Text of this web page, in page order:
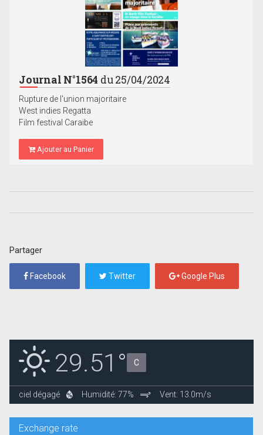
Journal N°1564 du 25/04/2024
Rupture de l'union majoritaire
West indies Regatta
Film festival Caraibe
Ajouter au Panier
Partager
Facebook Twitter Google Plus
29.51° C
ciel dégagé Humidité: 77% Vent: 13.0m/s
Exchange rate